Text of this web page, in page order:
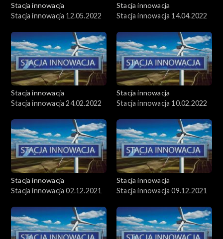
Stacja innowacja
Stacja innowacja 12.05.2022
Stacja innowacja
Stacja innowacja 14.04.2022
Stacja innowacja
Stacja innowacja 24.02.2022
Stacja innowacja
Stacja innowacja 10.02.2022
Stacja innowacja
Stacja innowacja 02.12.2021
Stacja innowacja
Stacja innowacja 09.12.2021